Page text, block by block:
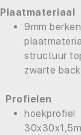
Plaatmateriaal
9mm
structuur
zwarte
Profielen
hoekprofiel